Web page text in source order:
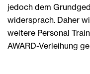
jedoch dem
widersprach. Daher
weitere Personal
AWARD-Verleihung